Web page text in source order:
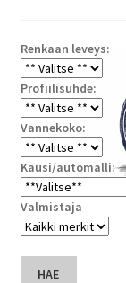
Renkaan leveys:
Profiilisuhde:
Vannekoko:
Kausi/automalli:
Valmistaja
HAE